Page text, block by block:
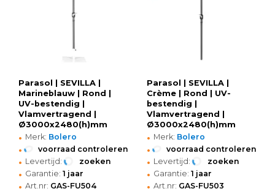
Parasol | SEVILLA |
Marineblauw | Rond |
UV-bestendig |
Vlamvertragend |
Ø3000x2480(h)mm
• Merk: Bolero
• voorraad controleren
• Levertijd: zoeken
• Garantie: 1 jaar
• Art.nr: GAS-FU504
Parasol | SEVILLA |
Crème | Rond | UV-
bestendig |
Vlamvertragend |
Ø3000x2480(h)mm
• Merk: Bolero
• voorraad controleren
• Levertijd: zoeken
• Garantie: 1 jaar
• Art.nr: GAS-FU503